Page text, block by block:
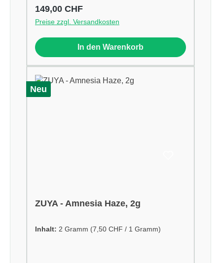
Regulärer Preis:
149,00 CHF
Preise zzgl. Versandkosten
In den Warenkorb
Neu
ZUYA - Amnesia Haze, 2g
Inhalt: 2 Gramm (7,50 CHF / 1 Gramm)